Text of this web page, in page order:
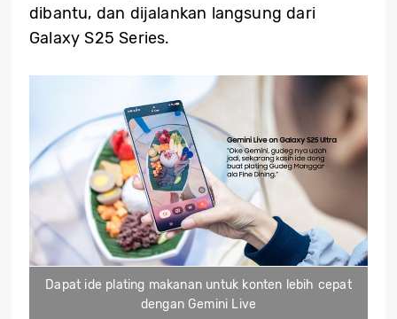
dibantu, dan dijalankan langsung dari
Galaxy S25 Series.
Dapat ide plating makanan untuk konten lebih cepat
dengan Gemini Live